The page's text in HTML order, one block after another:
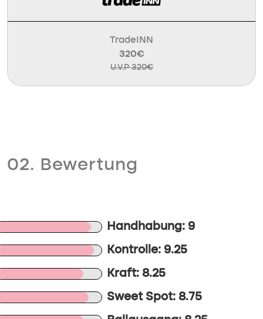
TradeINN
320€
U.V.P 320€
02. Bewertung
Handhabung: 9
Kontrolle: 9.25
Kraft: 8.25
Sweet Spot: 8.75